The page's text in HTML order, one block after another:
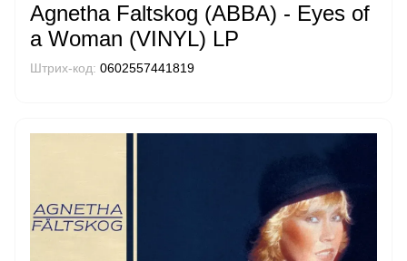
Agnetha Faltskog (ABBA) - Eyes of
a Woman (VINYL) LP
Штрих-код: 0602557441819